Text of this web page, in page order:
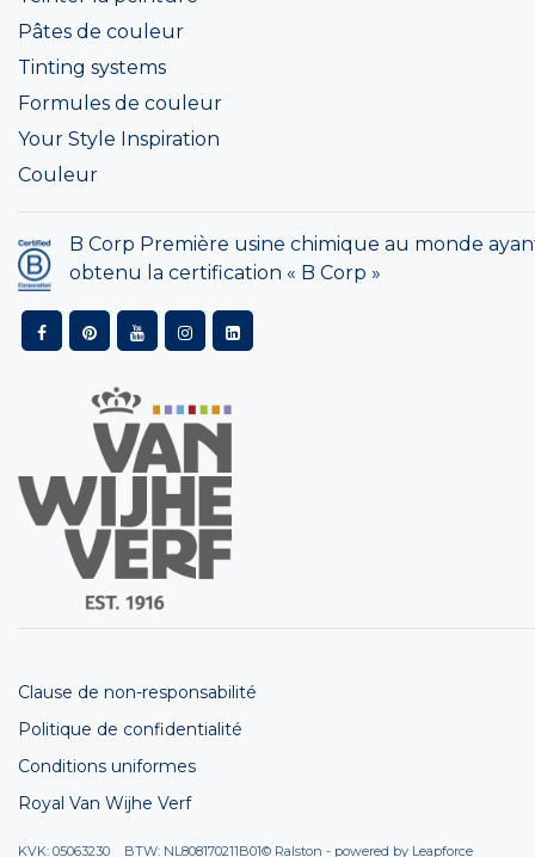
Pâtes de couleur
Tinting systems
Formules de couleur
Your Style Inspiration
Couleur
B Corp Première usine chimique au monde
obtenu la certification « B Corp »
Clause de non-responsabilité
Politique de confidentialité
Conditions uniformes
Royal Van Wijhe Verf
KVK: 05063230 BTW: NL808170211B01© Ralston - powered by Leapforce